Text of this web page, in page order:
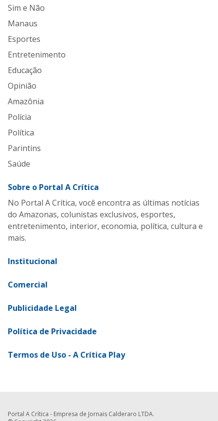
Sim e Não
Manaus
Esportes
Entretenimento
Educação
Opinião
Amazônia
Polícia
Política
Parintins
Saúde
Sobre o Portal A Crítica
No Portal A Crítica, você encontra as últimas notícias
do Amazonas, colunistas exclusivos, esportes,
entretenimento, interior, economia, política, cultura e
mais.
Institucional
Comercial
Publicidade Legal
Política de Privacidade
Termos de Uso - A Crítica Play
Portal A Crítica - Empresa de Jornais Calderaro LTDA.